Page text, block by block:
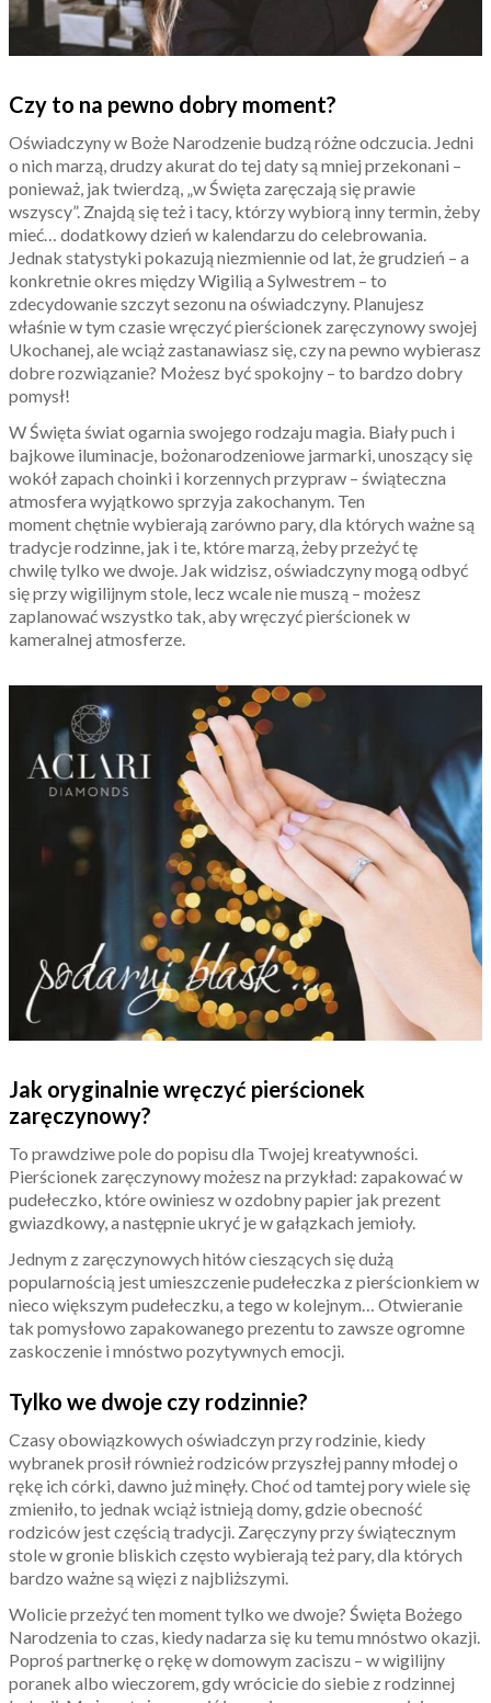
Czy to na pewno dobry moment?
Oświadczyny w Boże Narodzenie budzą różne odczucia. Jedni
o nich marzą, drudzy akurat do tej daty są mniej przekonani –
ponieważ, jak twierdzą, „w Święta zaręczają się prawie
wszyscy”. Znajdą się też i tacy, którzy wybiorą inny termin, żeby
mieć… dodatkowy dzień w kalendarzu do celebrowania.
Jednak statystyki pokazują niezmiennie od lat, że grudzień – a
konkretnie okres między Wigilią a Sylwestrem – to
zdecydowanie szczyt sezonu na oświadczyny. Planujesz
właśnie w tym czasie wręczyć pierścionek zaręczynowy swojej
Ukochanej, ale wciąż zastanawiasz się, czy na pewno wybierasz
dobre rozwiązanie? Możesz być spokojny – to bardzo dobry
pomysł!
W Święta świat ogarnia swojego rodzaju magia. Biały puch i
bajkowe iluminacje, bożonarodzeniowe jarmarki, unoszący się
wokół zapach choinki i korzennych przypraw – świąteczna
atmosfera wyjątkowo sprzyja zakochanym. Ten
moment chętnie wybierają zarówno pary, dla których ważne są
tradycje rodzinne, jak i te, które marzą, żeby przeżyć tę
chwilę tylko we dwoje. Jak widzisz, oświadczyny mogą odbyć
się przy wigilijnym stole, lecz wcale nie muszą – możesz
zaplanować wszystko tak, aby wręczyć pierścionek w
kameralnej atmosferze.
Jak oryginalnie wręczyć pierścionek
zaręczynowy?
To prawdziwe pole do popisu dla Twojej kreatywności.
Pierścionek zaręczynowy możesz na przykład: zapakować w
pudełeczko, które owiniesz w ozdobny papier jak prezent
gwiazdkowy, a następnie ukryć je w gałązkach jemioły.
Jednym z zaręczynowych hitów cieszących się dużą
popularnością jest umieszczenie pudełeczka z pierścionkiem w
nieco większym pudełeczku, a tego w kolejnym… Otwieranie
tak pomysłowo zapakowanego prezentu to zawsze ogromne
zaskoczenie i mnóstwo pozytywnych emocji.
Tylko we dwoje czy rodzinnie?
Czasy obowiązkowych oświadczyn przy rodzinie, kiedy
wybranek prosił również rodziców przyszłej panny młodej o
rękę ich córki, dawno już minęły. Choć od tamtej pory wiele się
zmieniło, to jednak wciąż istnieją domy, gdzie obecność
rodziców jest częścią tradycji. Zaręczyny przy świątecznym
stole w gronie bliskich często wybierają też pary, dla których
bardzo ważne są więzi z najbliższymi.
Wolicie przeżyć ten moment tylko we dwoje? Święta Bożego
Narodzenia to czas, kiedy nadarza się ku temu mnóstwo okazji.
Poproś partnerkę o rękę w domowym zaciszu – w wigilijny
poranek albo wieczorem, gdy wrócicie do siebie z rodzinnej